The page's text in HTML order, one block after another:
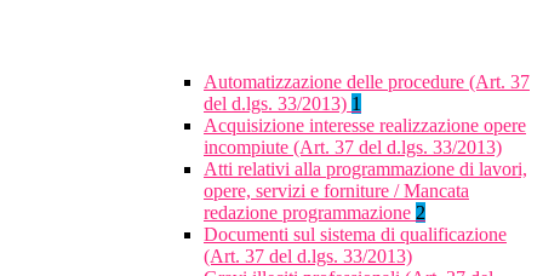
Automatizzazione delle procedure (Art. 37
del d.lgs. 33/2013) 1
Acquisizione interesse realizzazione opere
incompiute (Art. 37 del d.lgs. 33/2013)
Atti relativi alla programmazione di lavori,
opere, servizi e forniture / Mancata
redazione programmazione 2
Documenti sul sistema di qualificazione
(Art. 37 del d.lgs. 33/2013)